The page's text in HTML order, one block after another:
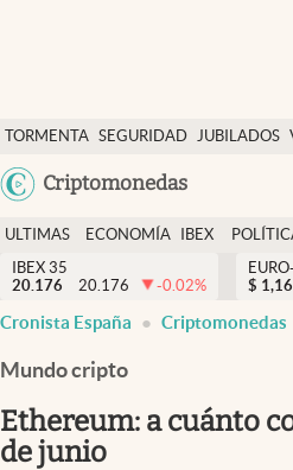
TORMENTA SEGURIDAD JUBILADOS
Criptomonedas
Economía y finanzas
Política
Actualidad
Criptomonedas
España
ULTIMAS
NOTICIAS
ECONOMÍA
FINANZAS
IBEX
EURO
IBEX 35
20.176
20.176 -0.02%
$ 1,16
Cronista España Criptomonedas
Mundo cripto
Ethereum: a cuánto
de junio